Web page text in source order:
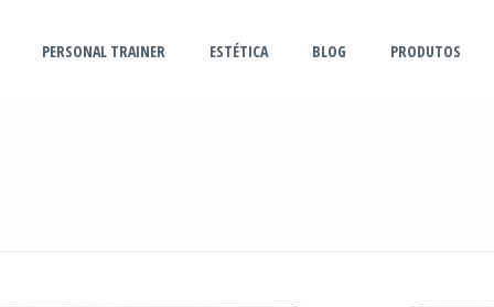
PERSONAL TRAINER ESTÉTICA BLOG PRODUTOS